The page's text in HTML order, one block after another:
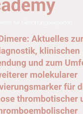
innovatives
und die
und gleichzeitig
und die
ein PSR-Modul
Piercing-Nadel).
und neueste
Stagos Expertise
der optimierten
zum Erhalt der